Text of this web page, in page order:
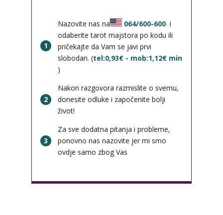
1
Nazovite nas na 064/600-600 i
odaberite tarot majstora po kodu ili
pričekajte da Vam se javi prvi
slobodan. (tel:0,93€ - mob:1,12€ min
)
2
Nakon razgovora razmislite o svemu,
donesite odluke i započenite bolji
život!
3
Za sve dodatna pitanja i probleme,
ponovno nas nazovite jer mi smo
ovdje samo zbog Vas